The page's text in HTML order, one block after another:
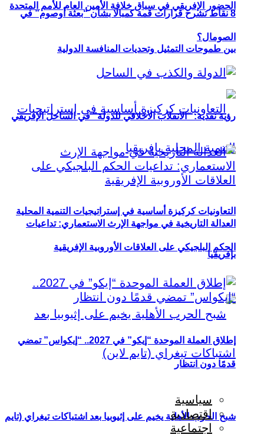
الحضور الإفريقي في سباق خلافة الأمين العام للأمم المتحدة
بين طموحات التمثيل وتحديات المنافسة الدولية
التعاونيات كركيزة أساسية في إستراتيجيات التنمية المحلية
بإفريقيا
شبح الحرب الأهلية يخيم على إثيوبيا بعد اشتباكات تيغراي (تايم
8 نقاط تشرح قرارات قمة كمبالا بشأن “بعثة أوصوم” في
الصومال؟
رؤية نقدية: “الانقلاب الأخلاقي للدولة” في الساحل الإفريقي
العدالة التاريخية في مواجهة الإرث الاستعماري: تداعيات
الحكم البلجيكي على العلاقات الأوروبية الإفريقية
إطلاق العملة الموحدة “إيكو” في 2027.. “إيكواس” تمضي
قدمًا دون انتظار
سياسية
اقتصادية
اجتماعية